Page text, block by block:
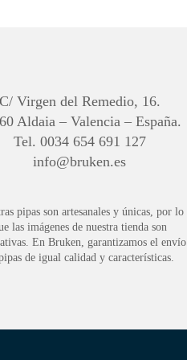
C/ Virgen del Remedio, 16.
Aldaia – Valencia – España.
Tel. 0034 654 691 127
info@bruken.es
pipas son artesanales y únicas, por lo
las imágenes de nuestra tienda son
En Bruken, garantizamos el envío
de igual calidad y características.